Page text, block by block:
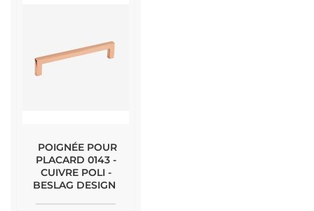
POIGNÉE POUR
PLACARD 0143 -
CUIVRE POLI -
BESLAG DESIGN